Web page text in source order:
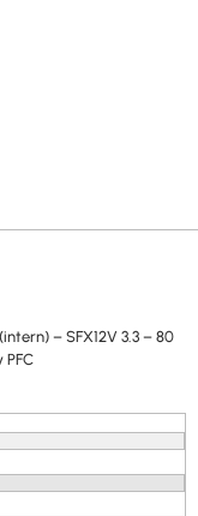
– SFX12V 3.3 – 80
PFC